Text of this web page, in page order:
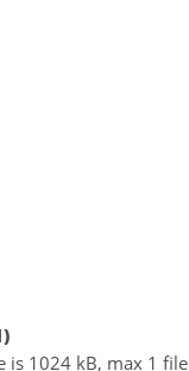
is 1024 kB, max 1 file